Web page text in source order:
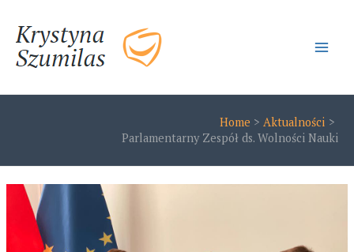
content
Home
Aktualności
Parlamentarny Zespół ds. Wolności Nauki